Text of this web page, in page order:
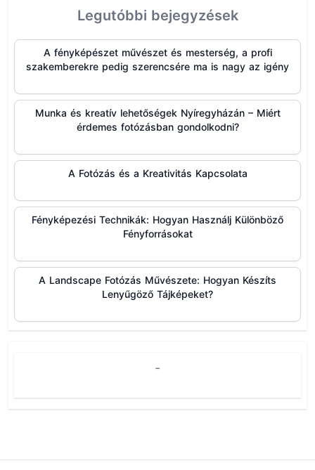
Legutóbbi bejegyzések
A fényképészet művészet és mesterség, a profi
szakemberekre pedig szerencsére ma is nagy az igény
Munka és kreatív lehetőségek Nyíregyházán – Miért
érdemes fotózásban gondolkodni?
A Fotózás és a Kreativitás Kapcsolata
Fényképezési Technikák: Hogyan Használj Különböző
Fényforrásokat
A Landscape Fotózás Művészete: Hogyan Készíts
Lenyűgöző Tájképeket?
-